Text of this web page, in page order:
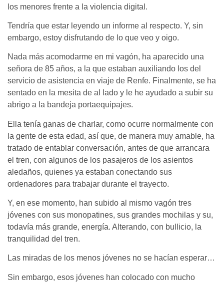
los menores frente a la violencia digital.
Tendría que estar leyendo un informe al respecto. Y, sin
embargo, estoy disfrutando de lo que veo y oigo.
Nada más acomodarme en mi vagón, ha aparecido una
señora de 85 años, a la que estaban auxiliando los del
servicio de asistencia en viaje de Renfe. Finalmente, se ha
sentado en la mesita de al lado y le he ayudado a subir su
abrigo a la bandeja portaequipajes.
Ella tenía ganas de charlar, como ocurre normalmente con
la gente de esta edad, así que, de manera muy amable, ha
tratado de entablar conversación, antes de que arrancara
el tren, con algunos de los pasajeros de los asientos
aledaños, quienes ya estaban conectando sus
ordenadores para trabajar durante el trayecto.
Y, en ese momento, han subido al mismo vagón tres
jóvenes con sus monopatines, sus grandes mochilas y su,
todavía más grande, energía. Alterando, con bullicio, la
tranquilidad del tren.
Las miradas de los menos jóvenes no se hacían esperar…
Sin embargo, esos jóvenes han colocado con mucho